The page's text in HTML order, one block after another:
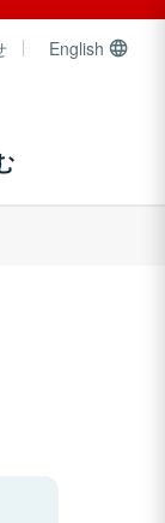
English